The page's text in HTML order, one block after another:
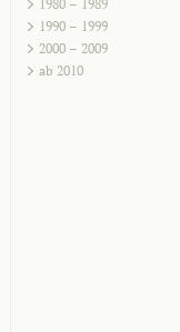
1980 – 1989
1990 – 1999
2000 – 2009
ab 2010